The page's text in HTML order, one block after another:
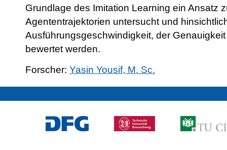
Grundlage des Imitation Learning ein Ansatz
Agententrajektorien untersucht und
Ausführungsgeschwindigkeit, der
bewertet werden.
Forscher: Yasin Yousif, M. Sc.